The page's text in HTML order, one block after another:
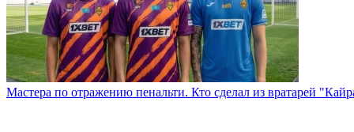
Мастера по отражению пенальти. Кто сделал из вратарей